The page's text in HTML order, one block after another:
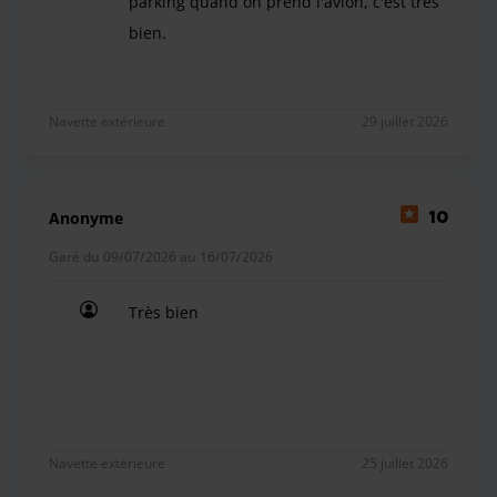
bien.
Navette extérieure 29 juillet 2026
Anonyme 10
Garé du 09/07/2026 au 16/07/2026
Très bien
Navette extérieure 25 juillet 2026